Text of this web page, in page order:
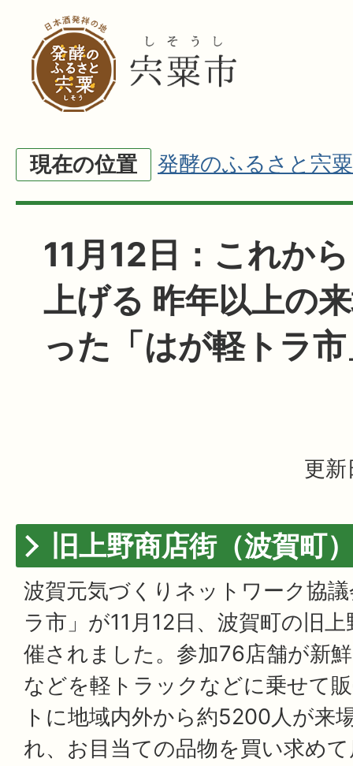
現在の位置 発酵のふるさと宍粟
11月12日：これか
上げる 昨年以上の
った「はが軽トラ
更
旧上野商店街（波賀町
波賀元気づくりネットワーク協
ラ市」が11月12日、波賀町の旧
催されました。参加76店舗が新
などを軽トラックなどに乗せて
トに地域内外から約5200人が来
れ、お目当ての品物を買い求め